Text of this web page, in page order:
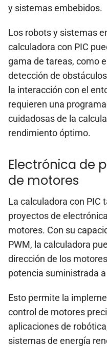
y sistemas embebidos.
Los robots y sistemas
calculadora con PIC
gama de tareas, como
detección de
la interacción con el
requieren una
cuidadosas de la
rendimiento óptimo.
Electrónica de
de motores
La calculadora con PIC
proyectos de
motores. Con su
PWM, la calculadora
dirección de los
potencia suministrada
Esto permite la
control de motores
aplicaciones de
sistemas de energía